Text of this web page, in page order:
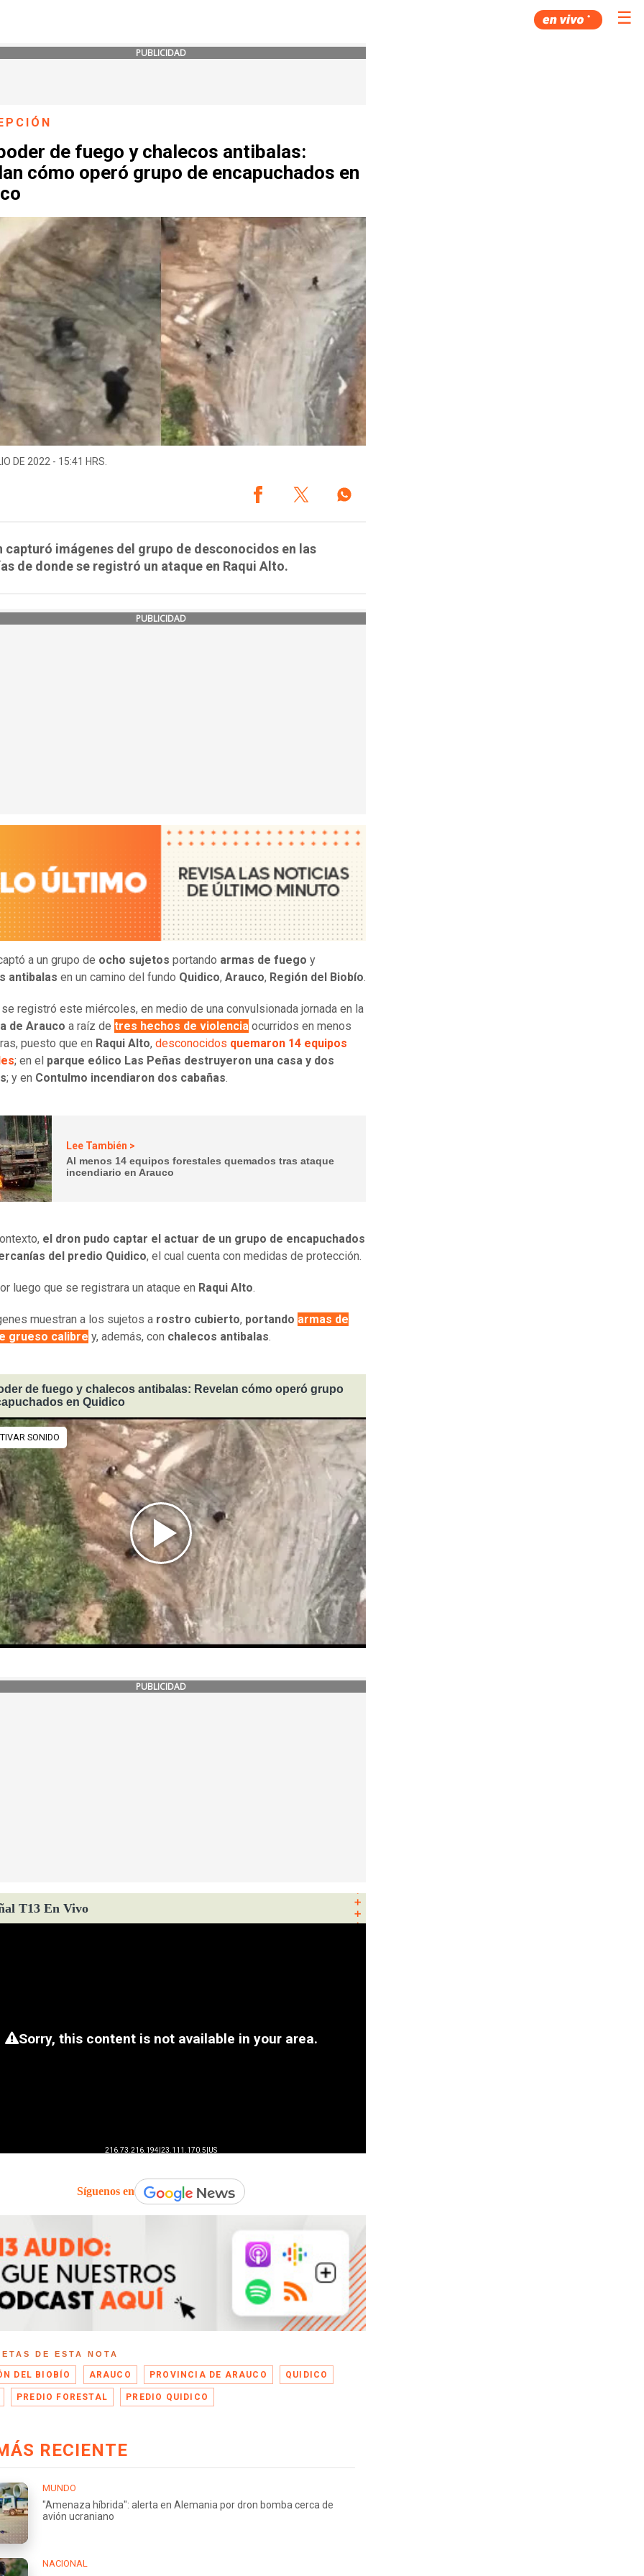
☰
PUBLICIDAD
de fuego y chalecos antibalas:
cómo operó grupo de encapuchados en
DE 2022 - 15:41 HRS.
capturó imágenes del grupo de desconocidos en las
de donde se registró un ataque en Raqui Alto.
PUBLICIDAD
a un grupo de ocho sujetos portando armas de fuego y
antibalas en un camino del fundo Quidico, Arauco, Región del Biobío.
registró este miércoles, en medio de una convulsionada jornada en la
de Arauco a raíz de tres hechos de violencia ocurridos en menos
puesto que en Raqui Alto, desconocidos quemaron 14 equipos
; en el parque eólico Las Peñas destruyeron una casa y dos
; y en Contulmo incendiaron dos cabañas.
Lee También >
Al menos 14 equipos forestales quemados tras ataque
incendiario en Arauco
el dron pudo captar el actuar de un grupo de encapuchados
del predio Quidico, el cual cuenta con medidas de protección.
luego que se registrara un ataque en Raqui Alto.
muestran a los sujetos a rostro cubierto, portando armas de
grueso calibre y, además, con chalecos antibalas.
de fuego y chalecos antibalas: Revelan cómo operó grupo
en Quidico
PUBLICIDAD
T13 En Vivo
Síguenos en
DE ESTA NOTA
DEL BIOBÍO ARAUCO PROVINCIA DE ARAUCO QUIDICO
PREDIO FORESTAL PREDIO QUIDICO
RECIENTE
MUNDO
"Amenaza híbrida": alerta en Alemania por dron bomba cerca de
avión ucraniano
NACIONAL